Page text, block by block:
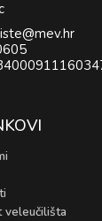
veleučilišta